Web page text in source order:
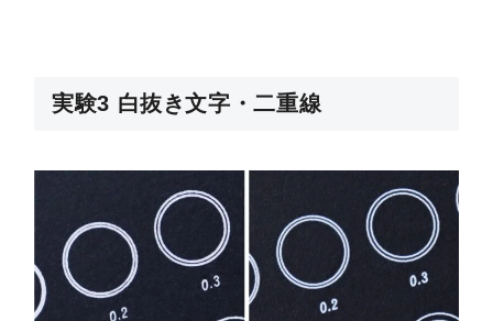
実験3 白抜き文字・二重線